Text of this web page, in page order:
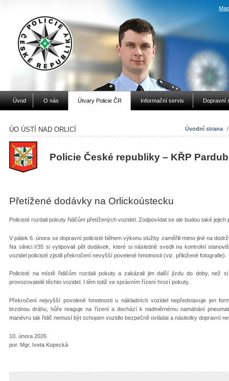
Úvod O nás Útvary Policie ČR Informační servis Dopravní
Úvodní strana
ÚO ÚSTÍ NAD ORLICÍ
Policie České republiky – KŘP
Přetížené dodávky na Orlickoústecku
Policisté rozdali pokuty řidičům přetížených vozidel. Zodpovídat se ale budou také
V pátek 6. února se dopravní policisté během výkonu služby zaměřili mimo jiné na
Na silnici I/35 si vytipovali pět dodávek, které si následně svedli na kontrolní
vozidel policisté zjistili překročení nevyšší povelené hmotnosti (viz. přiložené fotografie).
Policisté na místě řidičům rozdali pokuty a zakázali jim další jízdu do doby, než
provozovatelé těchto vozidel. I těm totiž ve správním řízení hrozí pokuty.
Překročení nejvyšší povolené hmotnosti u nákladních vozidel nepředstavuje jen
brzdnou dráhu, hůře reaguje na řízení a dochází k nadměrnému namáhání
manévru tak řidič nemusí být schopen vozidlo bezpečně ovládat a následky dopravní
10. února 2026
por. Mgr. Iveta Kopecká